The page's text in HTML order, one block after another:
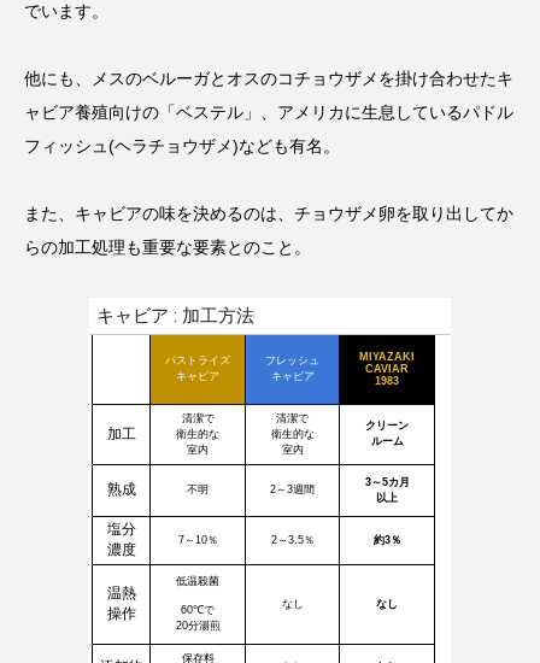
でいます。
他にも、メスのベルーガとオスのコチョウザメを掛け合わせたキ
ャビア養殖向けの「ベステル」、アメリカに生息しているパドル
フィッシュ(ヘラチョウザメ)なども有名。
また、キャビアの味を決めるのは、チョウザメ卵を取り出してか
らの加工処理も重要な要素とのこと。